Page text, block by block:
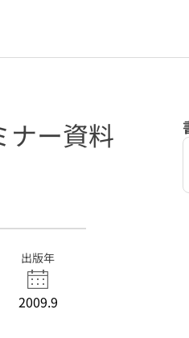
ナー資料
出版年
2009.9